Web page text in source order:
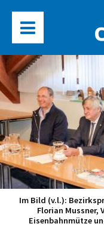
Im Bild (v.l.):
Florian Mussner,
Eisenbahnmütze